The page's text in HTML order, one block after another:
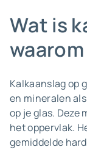
Wat is
Kalkaanslag op
en mineralen
op je glas. Deze
het oppervlak.
gemiddelde